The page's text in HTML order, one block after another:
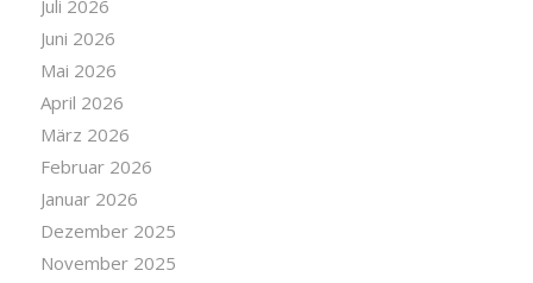
Juli 2026
Juni 2026
Mai 2026
April 2026
März 2026
Februar 2026
Januar 2026
Dezember 2025
November 2025